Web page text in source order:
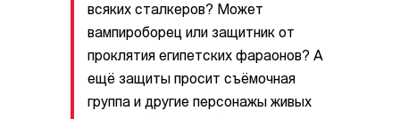
всяких сталкеров? Может
вампироборец или защитник от
проклятия египетских фараонов? А
ещё защиты просит съёмочная
группа и другие персонажы живых